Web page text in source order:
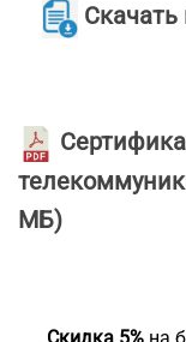
МБ)